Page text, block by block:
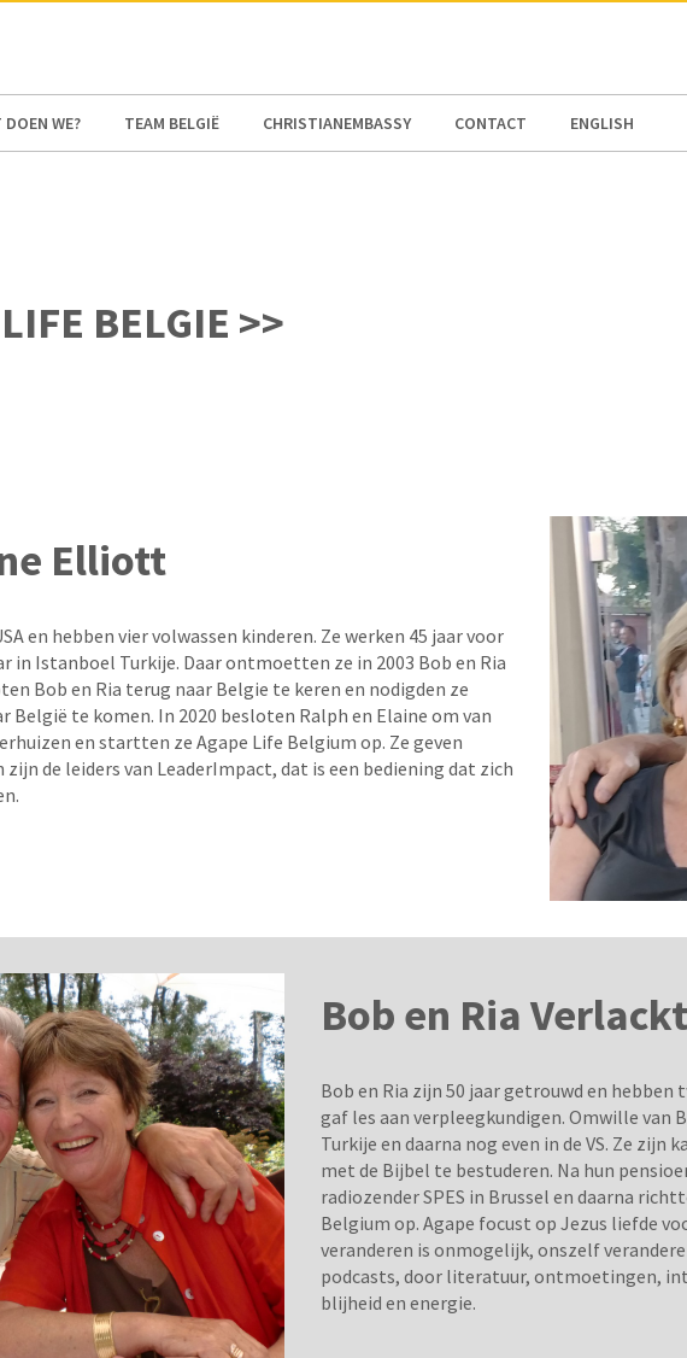
DOEN WE? TEAM BELGIË CHRISTIANEMBASSY CONTACT ENGLISH
BELGIE >>
Elliott
en hebben vier volwassen kinderen. Ze werken 45 jaar voor
in Istanboel Turkije. Daar ontmoetten ze in 2003 Bob en Ria
Bob en Ria terug naar Belgie te keren en nodigden ze
België te komen. In 2020 besloten Ralph en Elaine om van
en startten ze Agape Life Belgium op. Ze geven
de leiders van LeaderImpact, dat is een bediening dat zich
Bob en Ria Verlackt
Bob en Ria zijn 50 jaar getrouwd en hebben
gaf les aan verpleegkundigen. Omwille van
Turkije en daarna nog even in de VS. Ze
met de Bijbel te bestuderen. Na hun
radiozender SPES in Brussel en daarna
Belgium op. Agape focust op Jezus liefde
veranderen is onmogelijk, onszelf
podcasts, door literatuur, ontmoetingen,
blijheid en energie.